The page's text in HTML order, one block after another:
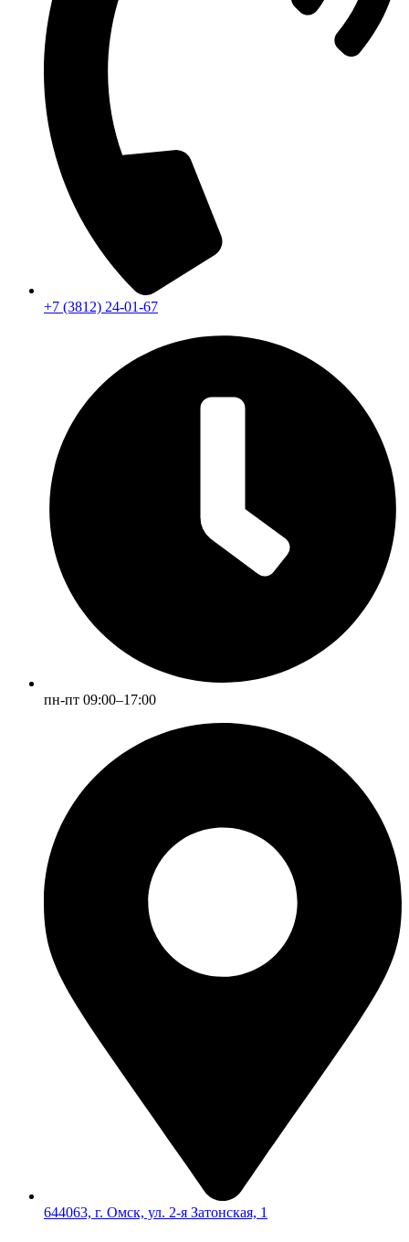
+7 (3812) 24-01-67
пн-пт 09:00–17:00
644063, г. Омск, ул. 2-я Затонская, 1